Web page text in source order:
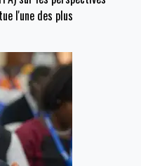
l'une des plus